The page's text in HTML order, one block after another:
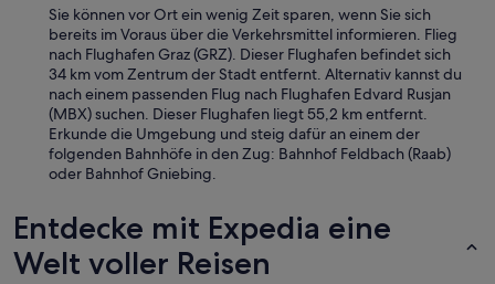
Sie können vor Ort ein wenig Zeit sparen, wenn Sie sich
bereits im Voraus über die Verkehrsmittel informieren. Flieg
nach Flughafen Graz (GRZ). Dieser Flughafen befindet sich
34 km vom Zentrum der Stadt entfernt. Alternativ kannst du
nach einem passenden Flug nach Flughafen Edvard Rusjan
(MBX) suchen. Dieser Flughafen liegt 55,2 km entfernt.
Erkunde die Umgebung und steig dafür an einem der
folgenden Bahnhöfe in den Zug: Bahnhof Feldbach (Raab)
oder Bahnhof Gniebing.
Entdecke mit Expedia eine
Welt voller Reisen